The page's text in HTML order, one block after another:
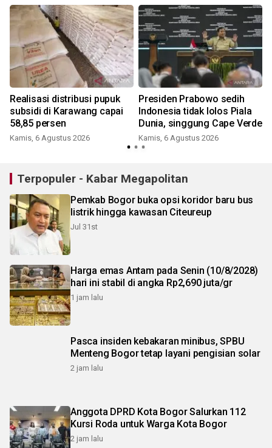
Realisasi distribusi pupuk
subsidi di Karawang capai
58,85 persen
Kamis, 6 Agustus 2026
Presiden Prabowo sedih
Indonesia tidak lolos Piala
Dunia, singgung Cape Verde
Kamis, 6 Agustus 2026
Terpopuler - Kabar Megapolitan
Pemkab Bogor buka opsi koridor baru bus
listrik hingga kawasan Citeureup
Jul 31st
Harga emas Antam pada Senin (10/8/2028)
hari ini stabil di angka Rp2,690 juta/gr
1 jam lalu
Pasca insiden kebakaran minibus, SPBU
Menteng Bogor tetap layani pengisian solar
2 jam lalu
Anggota DPRD Kota Bogor Salurkan 112
Kursi Roda untuk Warga Kota Bogor
2 jam lalu